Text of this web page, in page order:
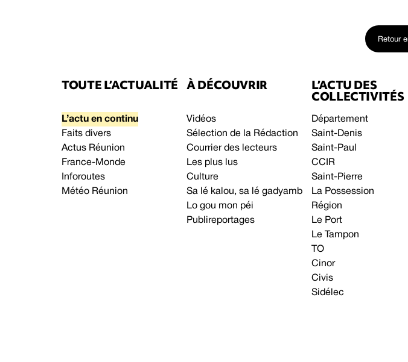
Retour
TOUTE L’ACTUALITÉ
L’actu en continu
Faits divers
Actus Réunion
France-Monde
Inforoutes
Météo Réunion
À DÉCOUVRIR
Vidéos
Sélection de la Rédaction
Courrier des lecteurs
Les plus lus
Culture
Sa lé kalou, sa lé gadyamb
Lo gou mon péi
Publireportages
L’ACTU DES
COLLECTIVITÉS
Département
Saint-Denis
Saint-Paul
CCIR
Saint-Pierre
La Possession
Région
Le Port
Le Tampon
TO
Cinor
Civis
Sidélec